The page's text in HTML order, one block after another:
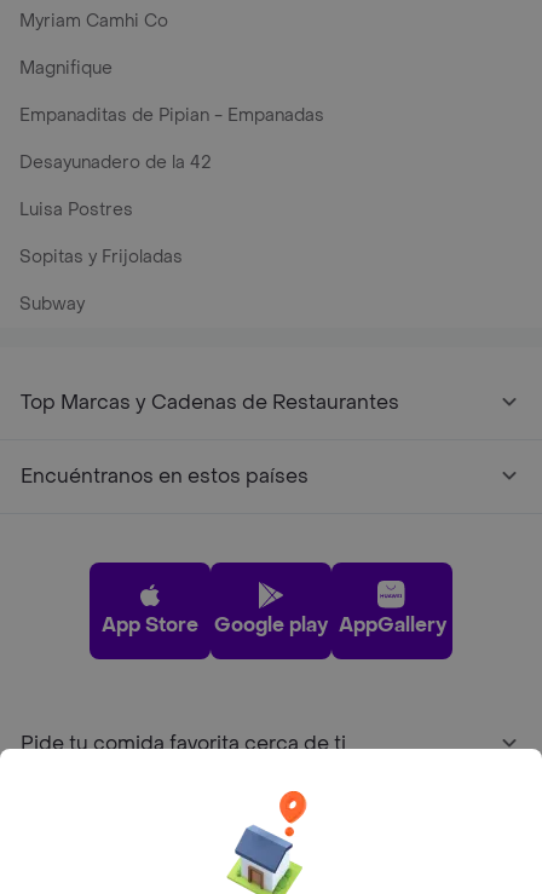
Myriam Camhi Co
Magnifique
Empanaditas de Pipian - Empanadas
Desayunadero de la 42
Luisa Postres
Sopitas y Frijoladas
Subway
Top Marcas y Cadenas de Restaurantes
Encuéntranos en estos países
App Store Google play AppGallery
Pide tu comida favorita cerca de ti